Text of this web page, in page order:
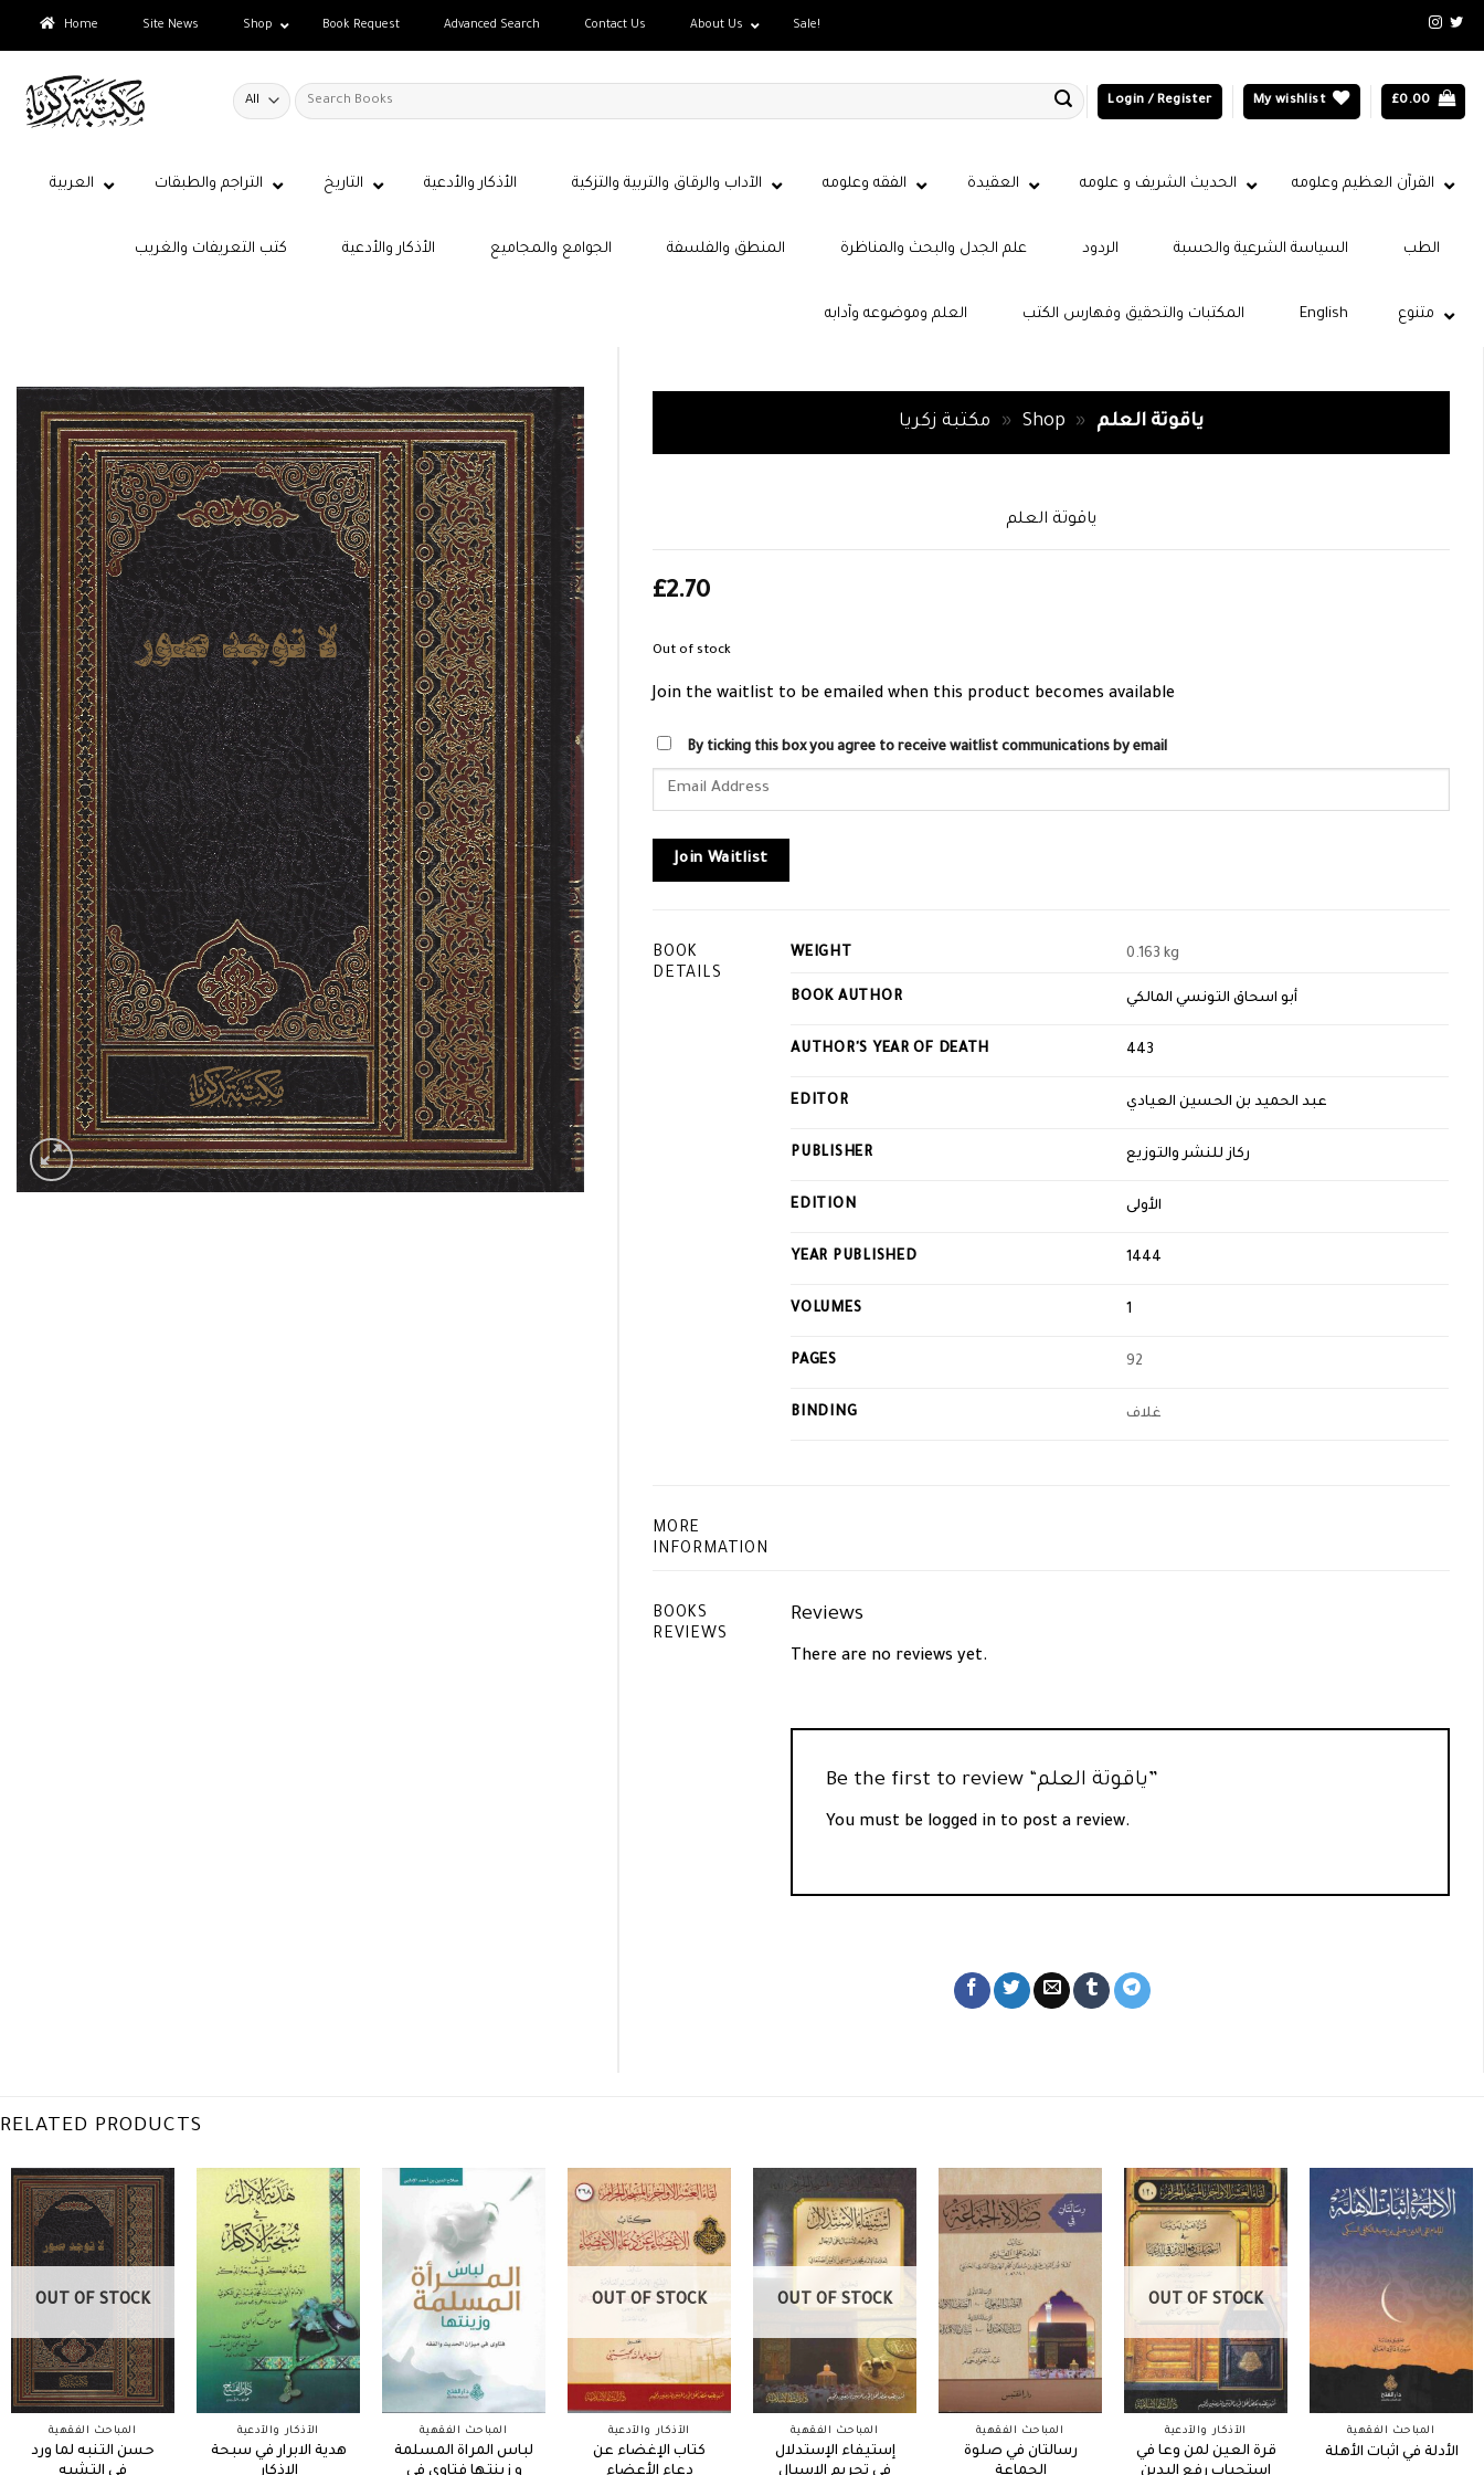
Home Site News Shop Book Request Advanced Search Contact Us About Us Sale!
Search
for:
Login / Register My wishlist £0.00
القرآن العظيم وعلومه الحديث الشريف و علومه العقيدة الفقه وعلومه الآداب والرقاق والتربية والتزكية الأذكار والأدعية التاريخ التراجم والطبقات العربية
كتب التعريفات والغريب الأذكار والأدعية الجوامع والمجاميع المنطق والفلسفة علم الجدل والبحث والمناظرة الردود السياسة الشرعية والحسبة الطب
العلم وموضوعه وآدابه المكتبات والتحقيق وفهارس الكتب متنوع English
مكتبة زكريا » Shop » ياقوتة العلم
ياقوتة العلم
£2.70
Out of stock
Join the waitlist to be emailed when this product becomes available
By ticking this box you agree to receive waitlist communications by email
Enter
address
to
waitlist
for
Join Waitlist
BOOK
DETAILS
WEIGHT 0.163 kg
BOOK AUTHOR أبو اسحاق التونسي المالكي
AUTHOR'S YEAR OF DEATH 443
EDITOR عبد الحميد بن الحسين العيادي
PUBLISHER ركاز للنشر والتوزيع
EDITION الأولى
YEAR PUBLISHED 1444
VOLUMES 1
PAGES 92
BINDING غلاف
MORE
INFORMATION
BOOKS
REVIEWS
Reviews
There are no reviews yet.
Be the first to review “ياقوتة العلم”
You must be logged in to post a review.
RELATED PRODUCTS
OUT OF STOCK
المباحث الفقهية
حسن التنبه لما ورد
الأذكار والأدعية
هدية الابرار في سبحة
المباحث الفقهية
لباس المراة المسلمة
OUT OF STOCK
الأذكار والأدعية
كتاب الإغضاء عن
OUT OF STOCK
المباحث الفقهية
إستيفاء الإستدلال
المباحث الفقهية
رسالتان في صلوة
OUT OF STOCK
الأذكار والأدعية
قرة العين لمن وعا في
المباحث الفقهية
الأدلة في اثبات الأهلة